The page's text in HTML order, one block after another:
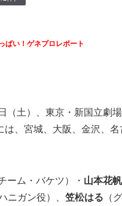
ぱい！ゲネプロレポート
（土）、東京・新国立劇
、宮城、大阪、金沢、
チーム・バケツ）・ 山本花帆
ハニガン役）、 笠松はる （